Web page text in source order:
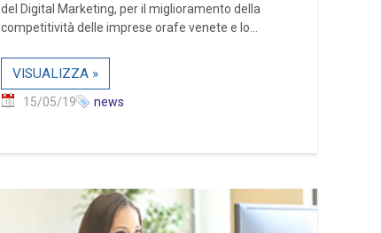
del Digital Marketing, per il miglioramento della
competitività delle imprese orafe venete e lo...
VISUALIZZA »
15/05/19 news